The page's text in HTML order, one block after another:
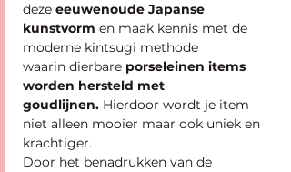
deze eeuwenoude Japanse
kunstvorm en maak kennis met de
moderne kintsugi methode
waarin dierbare porseleinen items
worden hersteld met
goudlijnen. Hierdoor wordt je item
niet alleen mooier maar ook uniek en
krachtiger.
Door het benadrukken van de